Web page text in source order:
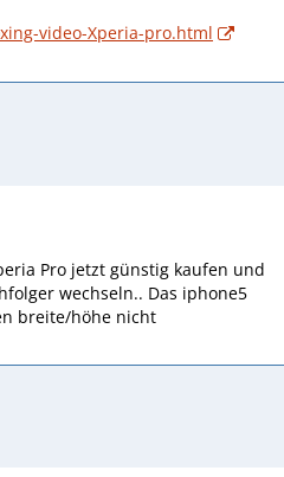
video-Xperia-pro.html
Pro jetzt günstig kaufen und
wechseln.. Das iphone5
breite/höhe nicht